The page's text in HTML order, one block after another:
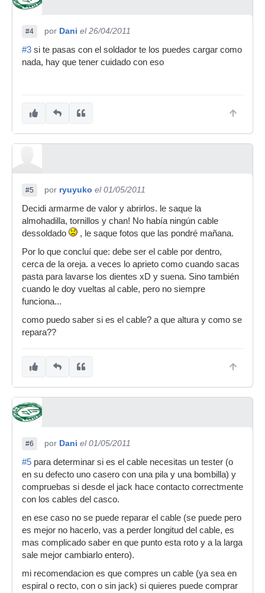
#4 por Dani el 26/04/2011
#3 si te pasas con el soldador te los puedes cargar como
nada, hay que tener cuidado con eso
#5 por ryuyuko el 01/05/2011
Decidi armarme de valor y abrirlos. le saque la
almohadilla, tornillos y chan! No había ningún cable
dessoldado
, le saque fotos que las pondré mañana.
Por lo que concluí que: debe ser el cable por dentro,
cerca de la oreja. a veces lo aprieto como cuando sacas
pasta para lavarse los dientes xD y suena. Sino también
cuando le doy vueltas al cable, pero no siempre
funciona...
como puedo saber si es el cable? a que altura y como se
repara??
#6 por Dani el 01/05/2011
#5 para determinar si es el cable necesitas un tester (o
en su defecto uno casero con una pila y una bombilla) y
compruebas si desde el jack hace contacto correctmente
con los cables del casco.
en ese caso no se puede reparar el cable (se puede pero
es mejor no hacerlo, vas a perder longitud del cable, es
mas complicado saber en que punto esta roto y a la larga
sale mejor cambiarlo entero).
mi recomendacion es que compres un cable (ya sea en
espiral o recto, con o sin jack) si quieres puede comprar